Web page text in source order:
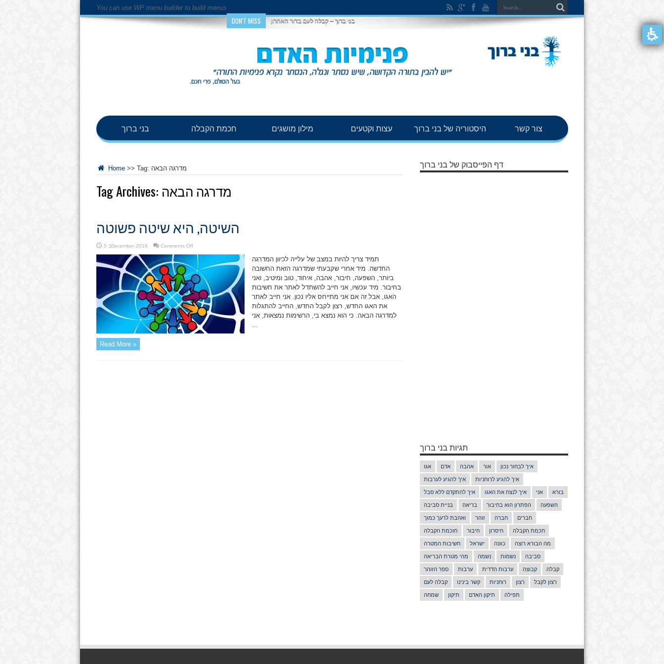
You can use WP menu builder to build menus
DON'T MISS בני ברוך – קבלה לעם בדור האחרון
בני ברוך חכמת הקבלה מילון מושגים עצות וקטעים היסטוריה של בני ברוך צור קשר
Home >> Tag: מדרגה הבאה
Tag Archives: מדרגה הבאה
השיטה, היא שיטה פשוטה
5 בDecember 2016 Comments Offon
היא
שיטה
פשוטה
תמיד צריך להיות במצב של עלייה לכיוון המדרגה
החדשה. מיד אחרי שקבעתי שמדרגה הזאת החשובה
ביותר, השפעה, חיבור, אהבה, איחוד, טוב ומיטיב, ואני
בחיבור. מיד עכשיו, אני חייב להשתדל לאתר את חשיבות
האגו, אבל זה אם אני מתייחס אליו נכון. אני חייב לאתר
את האגו החדש, רצון לקבל החדש, החייב להתגלות
למדרגה הבאה. כי הוא נמצא בי, הרשימות נמצאות, אני
...
Read More »
דף הפייסבוק של בני ברוך
תגיות בני ברוך
אגו אדם אהבה אור איך לבחור נכון
איך להגיע לערבות איך להגיע לרוחניות
איך להתקדם ללא סבל איך לנצח את האגו אני בורא
בניית סביבה בריאה הפתרון הוא בחיבור השפעה
ואהבת לרעך כמוך זוהר חברה חברים
חוכמת הקבלה חיבור חיסרון חכמת הקבלה
חשיבות המטרה ישראל כוונה מה הבורא רוצה
מהי מטרת הבריאה נשמה נשמות סביבה
ספר הזוהר ערבות ערבות הדדית קבוצה קבלה
קבלה לעם קשר בינינו רוחניות רצון רצון לקבל
שמחה תיקון תיקון האדם תפילה